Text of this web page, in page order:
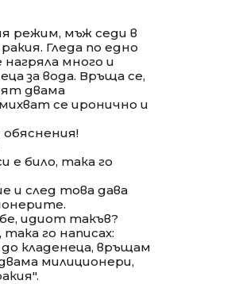
режим, мъж седи в
Гледа по едно
много и
за вода. Връща се,
двама
се иронично и
обяснения!
е било, така го
и след това дава
идиот такъв?
го написах:
кладенеца, връщам
милиционери,